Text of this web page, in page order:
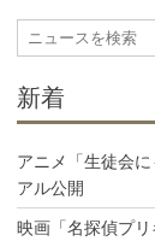
ョ
ン
新着
アニメ「生徒会
アル公開
映画「名探偵プ